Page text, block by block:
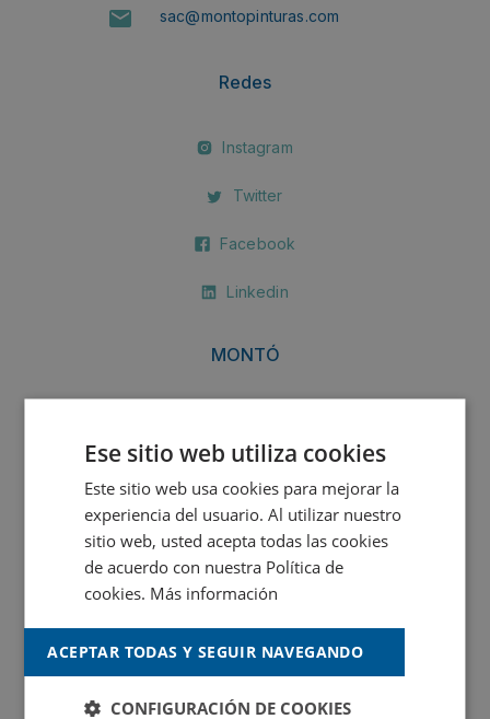
sac@montopinturas.com
Redes
Instagram
Twitter
Facebook
Linkedin
MONTÓ
MONTÓ Industria
Crea by MONTÓ
MONTÓ Pinturas
Navegación
Ese sitio web utiliza cookies
Este sitio web usa cookies para mejorar la
experiencia del usuario. Al utilizar nuestro
sitio web, usted acepta todas las cookies
de acuerdo con nuestra Política de
cookies. Más información
ACEPTAR TODAS Y SEGUIR NAVEGANDO
CONFIGURACIÓN DE COOKIES